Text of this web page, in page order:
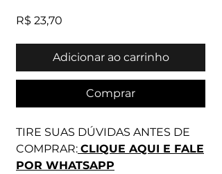
R$ 23,70
Adicionar ao carrinho
Comprar
TIRE SUAS DÚVIDAS ANTES DE
COMPRAR: CLIQUE AQUI E FALE
POR WHATSAPP